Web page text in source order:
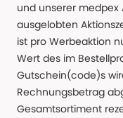
und unserer medpex
ausgelobten
ist pro Werbeaktion
Wert des im
Gutschein(code)s
Rechnungsbetrag
Gesamtsortiment